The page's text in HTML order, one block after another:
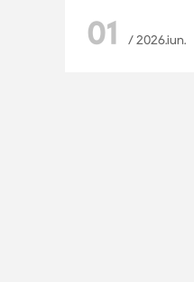
01 / 2026.iun.